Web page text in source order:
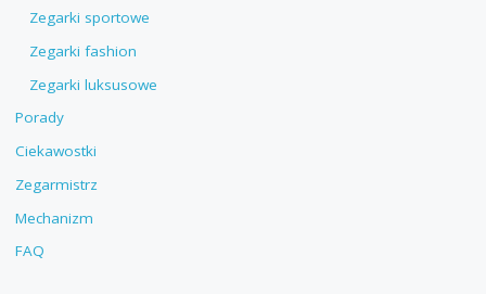
Zegarki sportowe
Zegarki fashion
Zegarki luksusowe
Porady
Ciekawostki
Zegarmistrz
Mechanizm
FAQ